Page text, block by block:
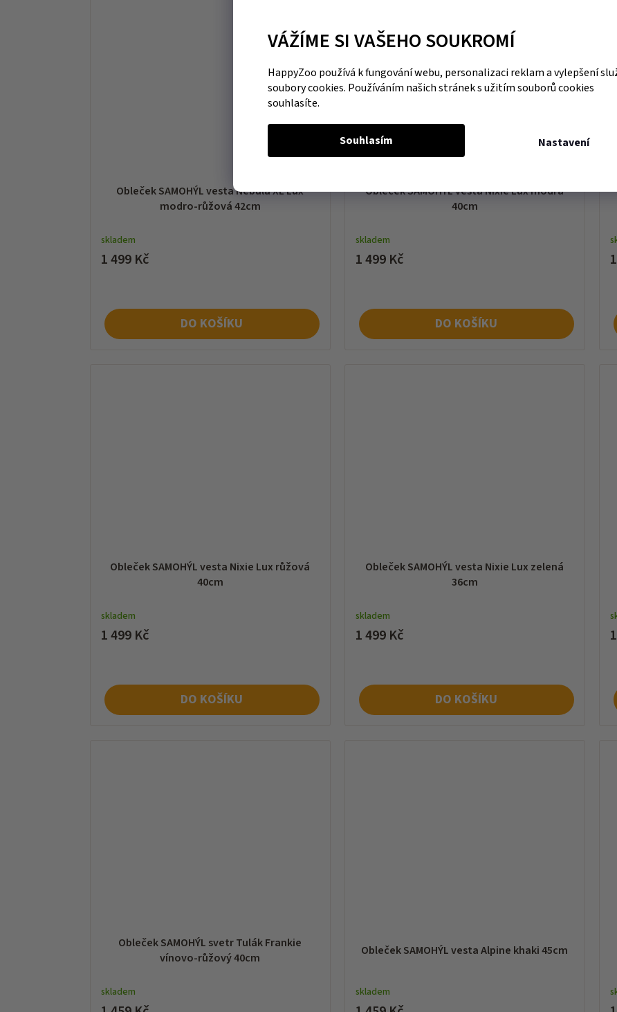
VÁŽÍME SI VAŠEHO SOUKROMÍ
HappyZoo používá k fungování webu, personalizaci reklam a vylepšení
soubory cookies. Používáním našich stránek s užitím souborů cookies
souhlasíte.
Nastavení
Souhlasím
Obleček SAMOHÝL vesta Nebula XL Lux
modro-růžová 42cm
skladem
1 499 Kč
DO KOŠÍKU
Obleček SAMOHÝL vesta Nixie Lux modrá
40cm
skladem
1 499 Kč
DO KOŠÍKU
Obleček SAMOHÝL vesta Nixie Lux růžová
40cm
skladem
1 499 Kč
DO KOŠÍKU
Obleček SAMOHÝL vesta Nixie Lux zelená
36cm
skladem
1 499 Kč
DO KOŠÍKU
Obleček SAMOHÝL svetr Tulák Frankie
vínovo-růžový 40cm
skladem
Obleček SAMOHÝL vesta Alpine khaki 45cm
skladem